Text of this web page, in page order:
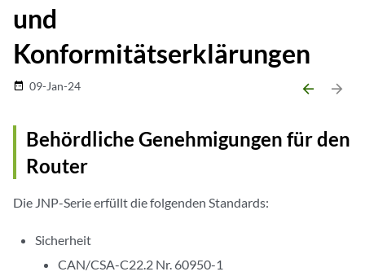
und
Konformitätserklärungen
date_range 09-Jan-24 arrow_backward arrow_forward
Behördliche Genehmigungen für den
Router
Die JNP-Serie erfüllt die folgenden Standards:
Sicherheit
CAN/CSA-C22.2 Nr. 60950-1